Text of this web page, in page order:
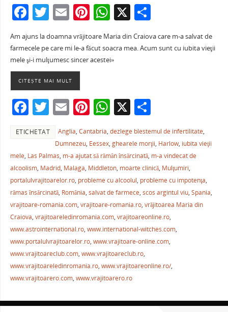
F
c
e
b
o
o
k
T
w
itt
er
E
ai
l
Pi
nt
er
e
W
at
s
p
p
X P
ta
Am ajuns la doamna vrăjitoare Maria din Craiova care m-a salvat de
farmecele pe care mi le-a făcut soacra mea. Acum sunt cu iubita vieţii
mele şi-i mulţumesc sincer acestei»
CITEȘTE MAI MULT
F
c
e
b
o
o
k
T
w
itt
er
E
m
ai
l
Pi
nt
er
e
st
W
h
at
s
A
p
p
X P
ar
ta
je
a
ză
ETICHETAT Anglia,Cantabria,dezlege blestemul de infertilitate,
Dumnezeu, Eessex,ghearele morţii, Harlow, iubita vieţii
mele, Las Palmas, m-a ajutat să rămân însărcinată, m-a vindecat de
alcoolism, Madrid, Malaga, Middleton, moarte clinică, Mulţumiri,
portalulvrajitoarelor.ro, probleme cu alcoolul, probleme cu impotenţa,
rămas însărcinată, România, salvat de farmece, scos argintul viu, Spania,
vrajitoare-romania.com, vrajitoare-romania.ro, vrăjitoarea Maria din
Craiova, vrajitoareledinromania.com, vrajitoareonline.ro,
www.astrointernational.ro, www.international-witches.com,
www.portalulvrajitoarelor.ro, www.vrajitoare-online.com,
www.vrajitoareclub.com, www.vrajitoareclub.ro,
www.vrajitoareledinromania.ro, www.vrajitoareonline.ro/,
www.vrajitoarero.com, www.vrajitoarero.ro